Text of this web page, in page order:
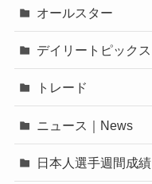
オールスター
デイリートピックス
トレード
ニュース｜News
日本人選手週間成績